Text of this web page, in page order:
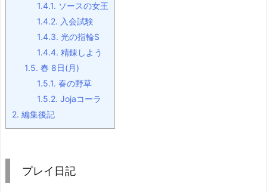
1.4.1. ソースの女王
1.4.2. 入会試験
1.4.3. 光の指輪S
1.4.4. 精錬しよう
1.5. 春 8日(月)
1.5.1. 春の野草
1.5.2. Jojaコーラ
2. 編集後記
プレイ日記